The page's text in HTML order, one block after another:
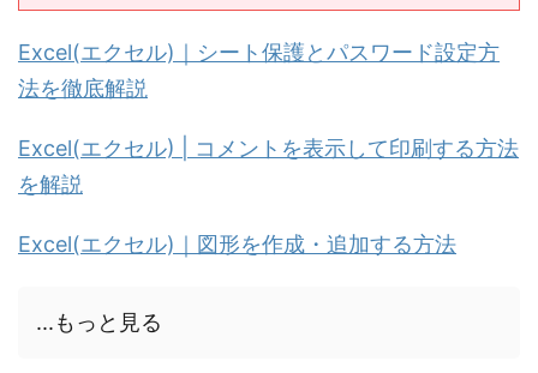
Excel(エクセル)｜シート保護とパスワード設定方
法を徹底解説
Excel(エクセル) | コメントを表示して印刷する方法
を解説
Excel(エクセル)｜図形を作成・追加する方法
...もっと見る